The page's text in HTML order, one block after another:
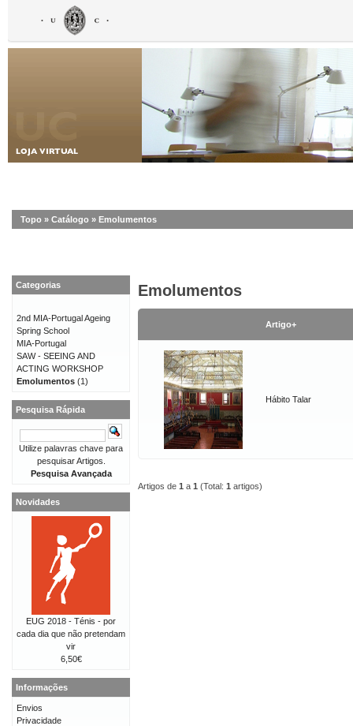
Topo » Catálogo » Emolumentos
Emolumentos
Artigo+
Hábito Talar
Artigos de 1 a 1 (Total: 1 artigos)
Categorias
2nd MIA-Portugal Ageing
Spring School
MIA-Portugal
SAW - SEEING AND
ACTING WORKSHOP
Emolumentos (1)
Pesquisa Rápida
Utilize palavras chave para
pesquisar Artigos.
Pesquisa Avançada
Novidades
EUG 2018 - Ténis - por
cada dia que não pretendam
vir
6,50€
Informações
Envios
Privacidade